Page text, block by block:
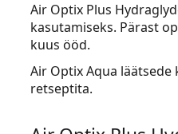
Air Optix Plus
kasutamiseks. Pärast
kuus ööd.
Air Optix Aqua
retseptita.